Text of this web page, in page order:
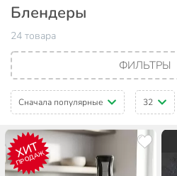
Блендеры
24 товара
ФИЛЬТРЫ
Сначала популярные 32
ХИТ
ПРОДАЖ